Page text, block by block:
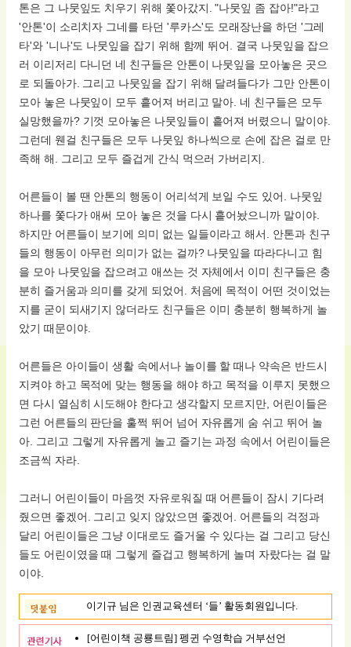
톤은 그 나뭇잎도 치우기 위해 쫓아갔지. "나뭇잎 좀 잡아!"라고
'안톤'이 소리치자 그네를 타던 '루카스'도 모래장난을 하던 '그레
타'와 '니나'도 나뭇잎을 잡기 위해 함께 뛰어. 결국 나뭇잎을 잡으
러 이리저리 다니던 네 친구들은 안톤이 나뭇잎을 모아놓은 곳으
로 되돌아가. 그리고 나뭇잎을 잡기 위해 달려들다가 그만 안톤이
모아 놓은 나뭇잎이 모두 흩어져 버리고 말아. 네 친구들은 모두
실망했을까? 기껏 모아놓은 나뭇잎들이 흩어져 버렸으니 말이야.
그런데 웬걸 친구들은 모두 나뭇잎 하나씩으로 손에 잡은 걸로 만
족해 해. 그리고 모두 즐겁게 간식 먹으러 가버리지.
어른들이 볼 땐 안톤의 행동이 어리석게 보일 수도 있어. 나뭇잎
하나를 쫓다가 애써 모아 놓은 것을 다시 흩어놨으니까 말이야.
하지만 어른들이 보기에 의미 없는 일들이라고 해서. 안톤과 친구
들의 행동이 아무런 의미가 없는 걸까? 나뭇잎을 따라다니고 힘
을 모아 나뭇잎을 잡으려고 애쓰는 것 자체에서 이미 친구들은 충
분히 즐거움과 의미를 갖게 되었어. 처음에 목적이 어떤 것이었는
지를 굳이 되새기지 않더라도 친구들은 이미 충분히 행복하게 놀
았기 때문이야.
어른들은 아이들이 생활 속에서나 놀이를 할 때나 약속은 반드시
지켜야 하고 목적에 맞는 행동을 해야 하고 목적을 이루지 못했으
면 다시 열심히 시도해야 한다고 생각할지 모르지만, 어린이들은
그런 어른들의 판단을 훌쩍 뛰어 넘어 자유롭게 숨 쉬고 뛰어 놀
아. 그리고 그렇게 자유롭게 놀고 즐기는 과정 속에서 어린이들은
조금씩 자라.
그러니 어린이들이 마음껏 자유로워질 때 어른들이 잠시 기다려
줬으면 좋겠어. 그리고 잊지 않았으면 좋겠어. 어른들의 걱정과
달리 어린이들은 그냥 이대로도 즐거울 수 있다는 걸 그리고 당신
들도 어린이였을 때 그렇게 즐겁고 행복하게 놀며 자랐다는 걸 말
이야.
이기규 님은 인권교육센터 ‘들’ 활동회원입니다.
[어린이책 공룡트림] 펭귄 수영학습 거부선언